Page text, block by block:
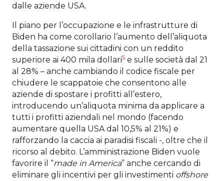
dalle aziende USA.
Il piano per l’occupazione e le infrastrutture di
Biden ha come corollario l’aumento dell’aliquota
della tassazione sui cittadini con un reddito
superiore ai 400 mila dollari5 e sulle società dal 21
al 28% – anche cambiando il codice fiscale per
chiudere le scappatoie che consentono alle
aziende di spostare i profitti all’estero,
introducendo un’aliquota minima da applicare a
tutti i profitti aziendali nel mondo (facendo
aumentare quella USA dal 10,5% al 21%) e
rafforzando la caccia ai paradisi fiscali -, oltre che il
ricorso al debito. L’amministrazione Biden vuole
favorire il “made in America” anche cercando di
eliminare gli incentivi per gli investimenti offshore